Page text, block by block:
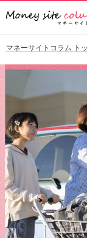
マネーサイトコラム ト